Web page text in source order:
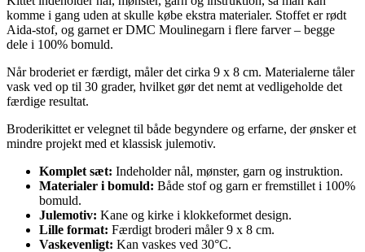
komme i gang uden at skulle købe ekstra materialer. Stoffet er rødt
Aida-stof, og garnet er DMC Moulinegarn i flere farver – begge
dele i 100% bomuld.
Når broderiet er færdigt, måler det cirka 9 x 8 cm. Materialerne tåler
vask ved op til 30 grader, hvilket gør det nemt at vedligeholde det
færdige resultat.
Broderikittet er velegnet til både begyndere og erfarne, der ønsker et
mindre projekt med et klassisk julemotiv.
Komplet sæt: Indeholder nål, mønster, garn og instruktion.
Materialer i bomuld: Både stof og garn er fremstillet i 100%
bomuld.
Julemotiv: Kane og kirke i klokkeformet design.
Lille format: Færdigt broderi måler 9 x 8 cm.
Vaskevenligt: Kan vaskes ved 30°C.